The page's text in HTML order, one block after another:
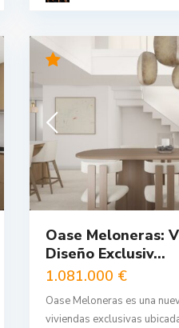
Oase Meloneras:
Diseño Exclusiv...
1.081.000 €
Oase Meloneras es una
viviendas exclusivas